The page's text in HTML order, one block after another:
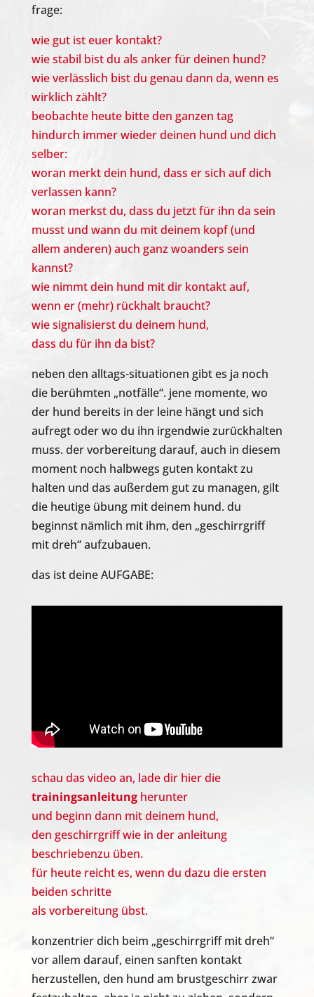
frage:
wie gut ist euer kontakt?
wie stabil bist du als anker für deinen hund?
wie verlässlich bist du genau dann da, wenn es
wirklich zählt?
beobachte heute bitte den ganzen tag
hindurch immer wieder deinen hund und dich
selber:
woran merkt dein hund, dass er sich auf dich
verlassen kann?
woran merkst du, dass du jetzt für ihn da sein
musst und wann du mit deinem kopf (und
allem anderen) auch ganz woanders sein
kannst?
wie nimmt dein hund mit dir kontakt auf,
wenn er (mehr) rückhalt braucht?
wie signalisierst du deinem hund,
dass du für ihn da bist?
neben den alltags-situationen gibt es ja noch
die berühmten „notfälle“. jene momente, wo
der hund bereits in der leine hängt und sich
aufregt oder wo du ihn irgendwie zurückhalten
muss. der vorbereitung darauf, auch in diesem
moment noch halbwegs guten kontakt zu
halten und das außerdem gut zu managen, gilt
die heutige übung mit deinem hund. du
beginnst nämlich mit ihm, den „geschirrgriff
mit dreh“ aufzubauen.
das ist deine AUFGABE:
schau das video an, lade dir hier die
trainingsanleitung herunter
und beginn dann mit deinem hund,
den geschirrgriff wie in der anleitung
beschriebenzu üben.
für heute reicht es, wenn du dazu die ersten
beiden schritte
als vorbereitung übst.
konzentrier dich beim „geschirrgriff mit dreh“
vor allem darauf, einen sanften kontakt
herzustellen, den hund am brustgeschirr zwar